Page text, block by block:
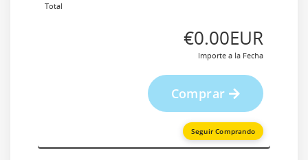
Total
‎€0.00EUR
Importe a la Fecha
Comprar
Seguir Comprando